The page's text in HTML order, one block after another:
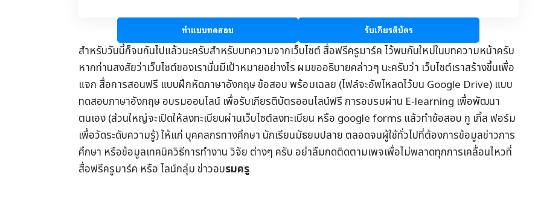
ทำแบบทดสอบ รับเกียรติบัตร
สำหรับวันนี้ก็จบกันไปแล้วนะครับสำหรับบทความจากเว็บไซต์สื่อฟรีครูมาร์คไว้พบกันใหม่ในบทความหน้าครับ
หากท่านสงสัยว่าเว็บไซต์ของเรานั่นมีเป้าหมายอย่างไร ผมขออธิบายคล่าวๆ นะครับว่า เว็บไซต์เราสร้างขึ้นเพื่อ
แจก สื่อการสอนฟรี แบบฝึกหัดภาษาอังกฤษข้อสอบพร้อมเฉลย (ไฟล์จะอัพโหลดไว้บน Google Drive) แบบ
ทดสอบภาษาอังกฤษอบรมออนไลน์ เพื่อรับเกียรติบัตรออนไลน์ฟรี การอบรมผ่าน E-learning เพื่อพัฒนา
ตนเอง (ส่วนใหญ่จะเปิดให้ลงทะเบียนผ่านเว็บไซต์ลงทะเบียน หรือ google forms แล้วทำข้อสอบ กู เกิ้ล ฟอร์ม
เพื่อวัดระดับความรู้) ให้แก่ บุคคลกรทางศึกษา นักเรียนมัธยมปลาย ตลอดจนผู้ใช้ทั่วไปที่ต้องการข้อมูลข่าวการ
ศึกษา หรือข้อมูลเทคนิควิธีการทำงาน วิจัย ต่างๆ ครับ อย่าลืมกดติดตามเพจเพื่อไม่พลาดทุกการเคลื่อนไหวที่
สื่อฟรีครูมาร์ค หรือ ไลน์กลุ่มข่าวอบรมครู